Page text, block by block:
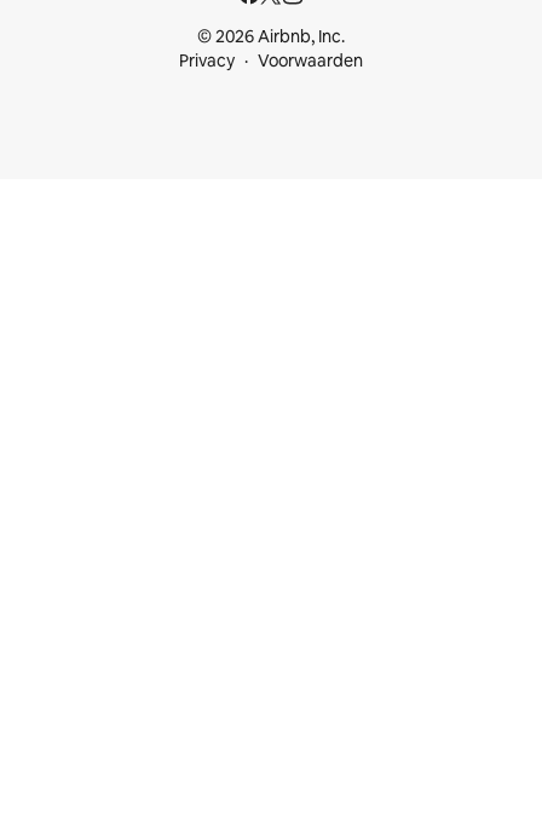
© 2026 Airbnb, Inc.
Privacy
Voorwaarden